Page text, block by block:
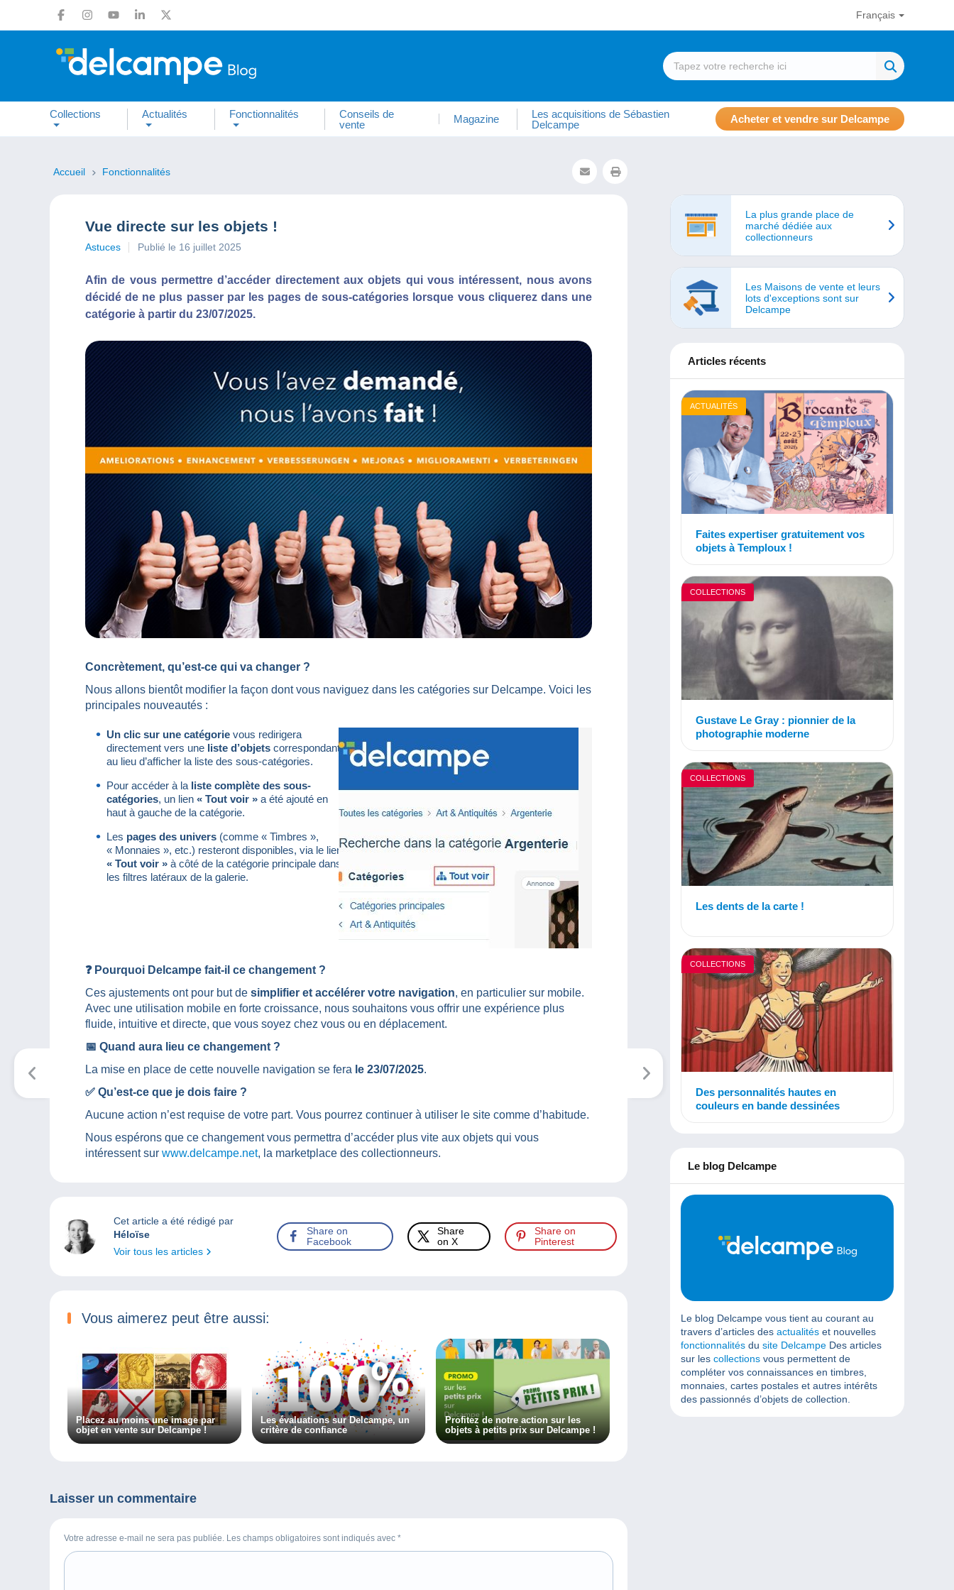
Français
Collections Actualités Fonctionnalités
Conseils de
vente
Magazine
Les acquisitions de Sébastien
Delcampe
Acheter et vendre sur Delcampe
Accueil Fonctionnalités
Vue directe sur les objets !
Astuces Publié le 16 juillet 2025
Afin de vous permettre d’accéder directement aux objets qui vous intéressent, nous avons
décidé de ne plus passer par les pages de sous-catégories lorsque vous cliquerez dans une
catégorie à partir du 23/07/2025.
Concrètement, qu’est-ce qui va changer ?
Nous allons bientôt modifier la façon dont vous naviguez dans les catégories sur Delcampe. Voici les
principales nouveautés :
Un clic sur une catégorie vous redirigera
directement vers une liste d’objets correspondants,
au lieu d’afficher la liste des sous-catégories.
Pour accéder à la liste complète des sous-
catégories, un lien « Tout voir » a été ajouté en
haut à gauche de la catégorie.
Les pages des univers (comme « Timbres »,
« Monnaies », etc.) resteront disponibles, via le lien
« Tout voir » à côté de la catégorie principale dans
les filtres latéraux de la galerie.
❓ Pourquoi Delcampe fait-il ce changement ?
Ces ajustements ont pour but de simplifier et accélérer votre navigation, en particulier sur mobile.
Avec une utilisation mobile en forte croissance, nous souhaitons vous offrir une expérience plus
fluide, intuitive et directe, que vous soyez chez vous ou en déplacement.
📅 Quand aura lieu ce changement ?
La mise en place de cette nouvelle navigation se fera le 23/07/2025.
✅ Qu’est-ce que je dois faire ?
Aucune action n’est requise de votre part. Vous pourrez continuer à utiliser le site comme d’habitude.
Nous espérons que ce changement vous permettra d’accéder plus vite aux objets qui vous
intéressent sur www.delcampe.net, la marketplace des collectionneurs.
Cet article a été rédigé par
Héloïse
Voir tous les articles
Share on
Facebook
Share
on X
Share on
Pinterest
Vous aimerez peut être aussi:
Placez au moins une image par
objet en vente sur Delcampe !
Les évaluations sur Delcampe, un
critère de confiance
Profitez de notre action sur les
objets à petits prix sur Delcampe !
Laisser un commentaire
Votre adresse e-mail ne sera pas publiée. Les champs obligatoires sont indiqués avec *
La plus grande place de
marché dédiée aux
collectionneurs
Les Maisons de vente et leurs
lots d'exceptions sont sur
Delcampe
Articles récents
ACTUALITÉS
Faites expertiser gratuitement vos
objets à Temploux !
COLLECTIONS
Gustave Le Gray : pionnier de la
photographie moderne
COLLECTIONS
Les dents de la carte !
COLLECTIONS
Des personnalités hautes en
couleurs en bande dessinées
Le blog Delcampe
Le blog Delcampe vous tient au courant au
travers d’articles des actualités et nouvelles
fonctionnalités du site Delcampe Des articles
sur les collections vous permettent de
compléter vos connaissances en timbres,
monnaies, cartes postales et autres intérêts
des passionnés d’objets de collection.